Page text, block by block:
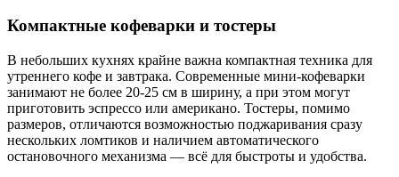
Компактные кофеварки и тостеры
В небольших кухнях крайне важна компактная техника для
утреннего кофе и завтрака. Современные мини-кофеварки
занимают не более 20-25 см в ширину, а при этом могут
приготовить эспрессо или американо. Тостеры, помимо
размеров, отличаются возможностью поджаривания сразу
нескольких ломтиков и наличием автоматического
остановочного механизма — всё для быстроты и удобства.